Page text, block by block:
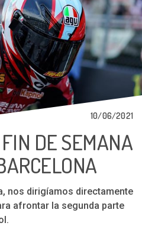
10/06/2021
DE SEMANA
nos dirigíamos directamente
afrontar la segunda parte